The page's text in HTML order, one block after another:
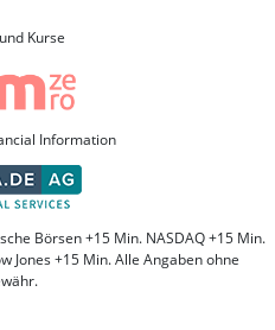
Kurse
Information
Börsen +15 Min. NASDAQ +15 Min.
Jones +15 Min. Alle Angaben ohne